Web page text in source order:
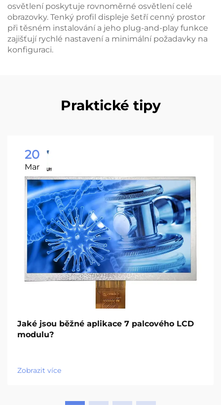
osvětlení poskytuje rovnoměrné osvětlení celé
obrazovky. Tenký profil displeje šetří cenný prostor
při těsném instalování a jeho plug-and-play funkce
zajišťují rychlé nastavení a minimální požadavky na
konfiguraci.
Praktické tipy
20
Mar
Jaké jsou běžné aplikace 7 palcového LCD
modulu?
Zobrazit více